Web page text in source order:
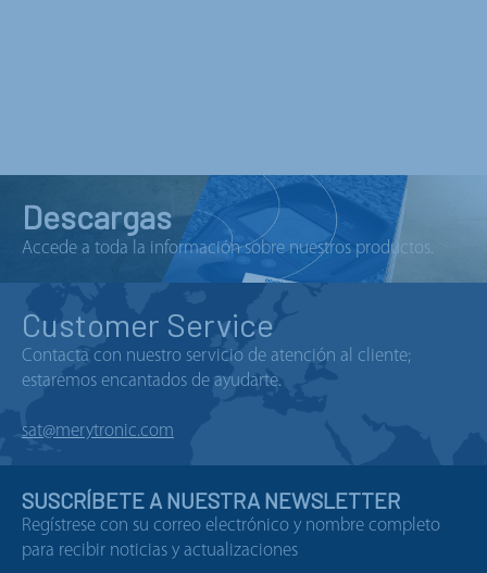
Descargas
Accede a toda la información sobre nuestros productos.
Customer Service
Contacta con nuestro servicio de atención al cliente;
estaremos encantados de ayudarte.
sat@merytronic.com
SUSCRÍBETE A NUESTRA NEWSLETTER
Regístrese con su correo electrónico y nombre completo
para recibir noticias y actualizaciones